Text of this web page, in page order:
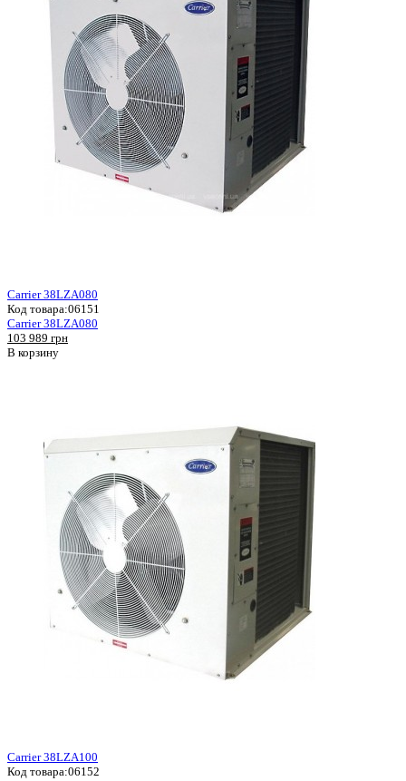
Carrier 38LZA080
Код товара:06151
Carrier 38LZA080
103 989 грн
В корзину
Carrier 38LZA100
Код товара:06152